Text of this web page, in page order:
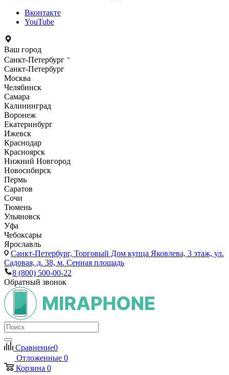
Вконтакте
YouTube
Ваш город
Санкт-Петербург
Санкт-Петербург
Москва
Челябинск
Самара
Калининград
Воронеж
Екатеринбург
Ижевск
Краснодар
Красноярск
Нижний Новгород
Новосибирск
Пермь
Саратов
Сочи
Тюмень
Ульяновск
Уфа
Чебоксары
Ярославль
Санкт-Петербург, Торговый Дом купца Яковлева, 3 этаж, ул.
Садовая, д. 38, м. Сенная площадь
8 (800) 500-00-22
Обратный звонок
Сравнение0
Отложенные 0
Корзина 0